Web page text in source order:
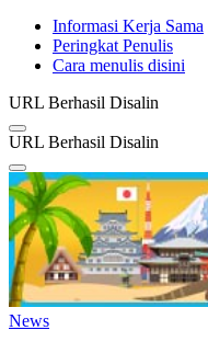
Informasi Kerja Sama
Peringkat Penulis
Cara menulis disini
URL Berhasil Disalin
URL Berhasil Disalin
News